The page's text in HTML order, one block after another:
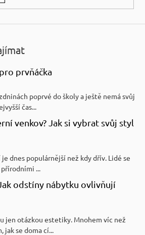
prvňáčka
poprvé do školy a ještě nemá svůj
čas...
venkov? Jak si vybrat svůj styl
dnes populárnější než kdy dřív. Lidé se
...
odstíny nábytku ovlivňují
jen otázkou estetiky. Mnohem víc než
jak se doma cí...